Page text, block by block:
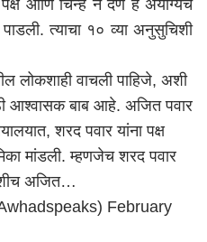
पक्ष आणि चिन्ह न देणे हे अयोग्यच
त्याचा १० व्या अनुसुचिशी
लोकशाही वाचली पाहिजे, अशी
आश्वासक बाब आहे. अजित पवार
शरद पवार यांना पक्ष
मांडली. म्हणजेच शरद पवार
अजित…
February